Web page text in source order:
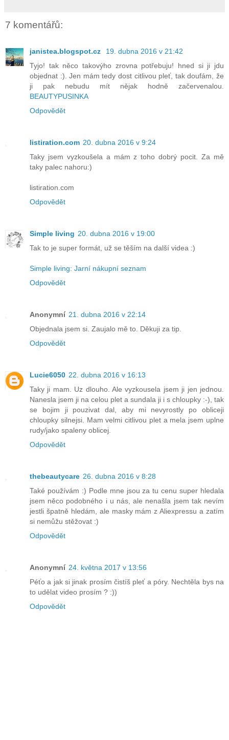
7 komentářů:
janistea.blogspot.cz
19. dubna 2016 v 21:42
Tyjo! tak něco takovýho zrovna potřebuju! hned si ji jdu
objednat :). Jen mám tedy dost citlivou pleť, tak doufám, že
ji pak nebudu mít nějak hodně začervenalou.
BEAUTYPUSINKA
Odpovědět
listiration.com 20. dubna 2016 v 9:24
Taky jsem vyzkoušela a mám z toho dobrý pocit. Za mě
taky palec nahoru:)
listiration.com
Odpovědět
Simple living 20. dubna 2016 v 19:00
Tak to je super formát, už se těším na další videa :)
Simple living: Jarní nákupní seznam
Odpovědět
Anonymní 21. dubna 2016 v 22:14
Objednala jsem si. Zaujalo mě to. Děkuji za tip.
Odpovědět
Lucie6050 22. dubna 2016 v 16:13
Taky ji mam. Uz dlouho. Ale vyzkousela jsem ji jen jednou.
Nanesla jsem ji na celou plet a sundala ji i s chloupky :-), tak
se bojim ji pouzivat dal, aby mi nevyrostly po obliceji
chloupky silnejsi. Mam velmi citlivou plet a mela jsem uplne
rudy/jako spaleny oblicej.
Odpovědět
thebeautycare 26. dubna 2016 v 8:28
Také používám :) Podle mne jsou za tu cenu super hledala
jsem něco podobného i u nás, ale nenašla jsem tak nevím
jestli špatně hledám, ale masky mám z Aliexpressu a zatím
si nemůžu stěžovat :)
Odpovědět
Anonymní 24. května 2017 v 13:56
Péťo a jak si jinak prosím čistíš pleť a póry. Nechtěla bys na
to udělat video prosím ? :))
Odpovědět